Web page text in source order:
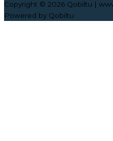
Copyright © 2026 Qobiltu |
Powered by Qobiltu